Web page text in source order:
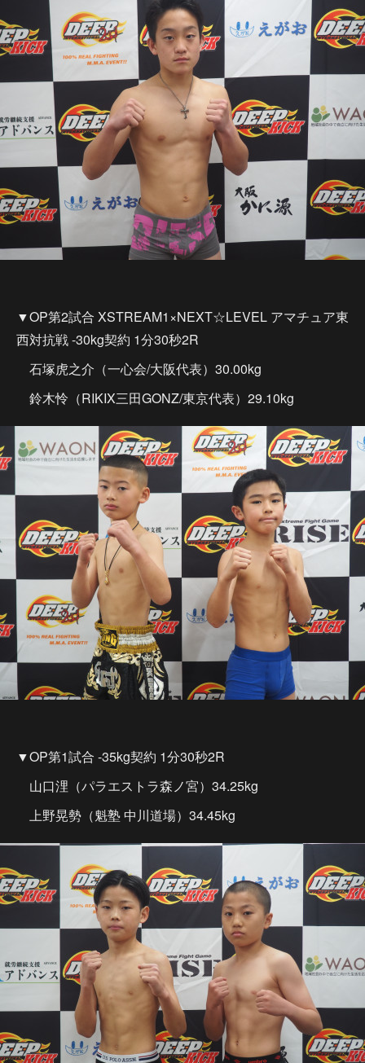
▼OP第2試合 XSTREAM1×NEXT☆LEVEL アマチュア東
西対抗戦 -30kg契約 1分30秒2R
石塚虎之介（一心会/大阪代表）30.00kg
鈴木怜（RIKIX三田GONZ/東京代表）29.10kg
▼OP第1試合 -35kg契約 1分30秒2R
山口浬（パラエストラ森ノ宮）34.25kg
上野晃勢（魁塾 中川道場）34.45kg